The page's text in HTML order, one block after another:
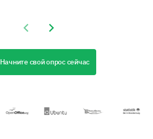
взрослых к
алкоголю.
Previous slide
Next slide
Начните свой опрос сейчас